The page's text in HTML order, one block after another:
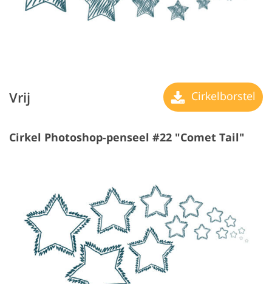
Vrij Cirkelborstel
Cirkel Photoshop-penseel #22 "Comet Tail"